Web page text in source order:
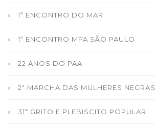
1º ENCONTRO DO MAR
1º ENCONTRO MPA SÃO PAULO
22 ANOS DO PAA
2ª MARCHA DAS MULHERES NEGRAS
31º GRITO E PLEBISCITO POPULAR